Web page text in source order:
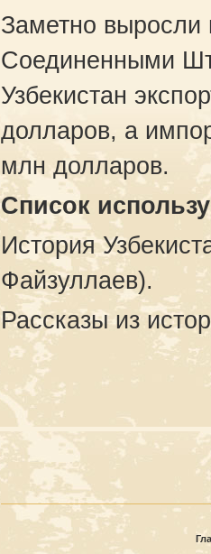
Заметно выросли
Соединенными
Узбекистан
долларов, а
млн долларов.
Список
История
Файзуллаев).
Рассказы из